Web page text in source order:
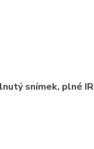
snímek, plné